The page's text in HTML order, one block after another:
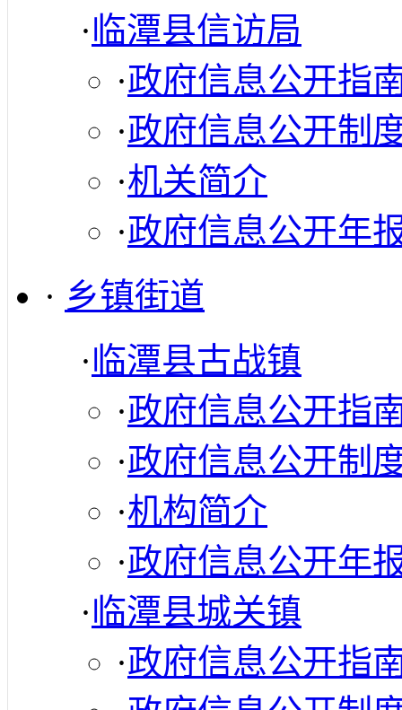
·临潭县信访局
·政府信息公开指
·政府信息公开制
·机关简介
·政府信息公开年
· 乡镇街道
·临潭县古战镇
·政府信息公开指
·政府信息公开制
·机构简介
·政府信息公开年
·临潭县城关镇
·政府信息公开指